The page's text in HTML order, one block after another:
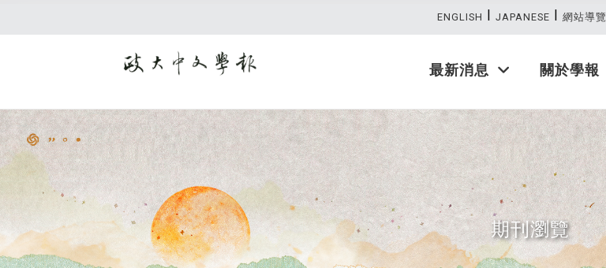
最新消息 關於學報
ENGLISH | JAPANESE | 網站導覽
期刊瀏覽